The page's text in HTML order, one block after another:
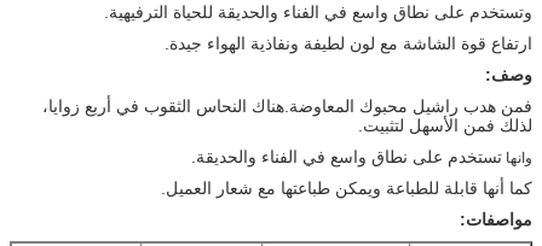
وتستخدم على نطاق واسع في الفناء والحديقة للحياة الترفيهية.
ارتفاع قوة الشاشة مع لون لطيفة ونفاذية الهواء جيدة.
وصف:
فمن هدب راشيل محبوك المعاوضة.هناك النحاس الثقوب في أربع زوايا،
لذلك فمن الأسهل لتثبيت.
وانها تستخدم على نطاق واسع في الفناء والحديقة.
كما أنها قابلة للطباعة ويمكن طباعتها مع شعار العميل.
مواصفات: